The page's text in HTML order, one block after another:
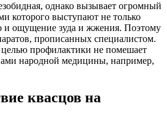
однако вызывает огромный
которого выступают не только
и ощущение зуда и жжения. Поэтому
прописанных специалистом.
профилактики не помешает
народной медицины, например,
квасцов на